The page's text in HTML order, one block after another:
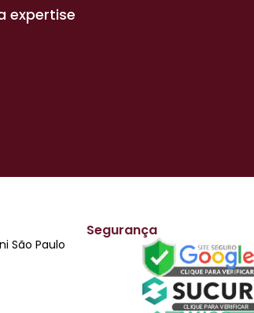
expertise
São Paulo
Segurança